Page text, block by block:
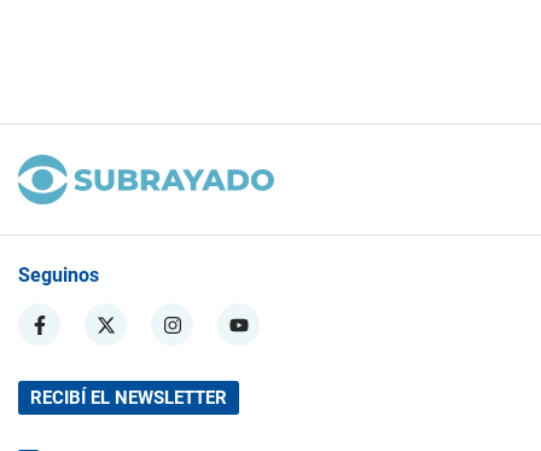
Seguinos
RECIBÍ EL NEWSLETTER